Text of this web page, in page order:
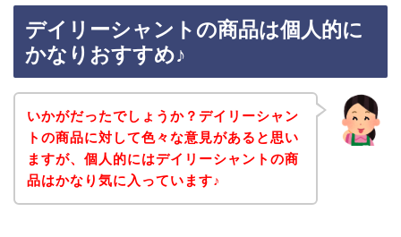
デイリーシャントの商品は個人的に
かなりおすすめ♪
いかがだったでしょうか？デイリーシャン
トの商品に対して色々な意見があると思い
ますが、個人的にはデイリーシャントの商
品はかなり気に入っています♪